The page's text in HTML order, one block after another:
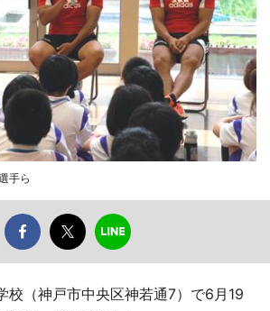
手ら
（神戸市中央区神若通7）で6月19